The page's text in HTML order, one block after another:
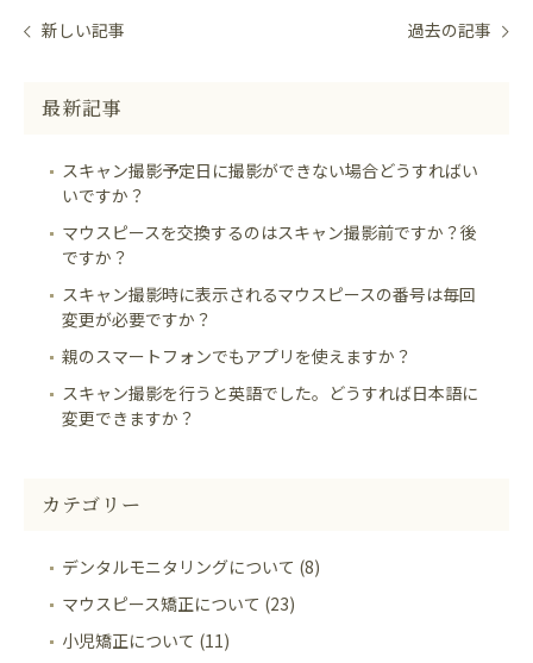
新しい記事 過去の記事
最新記事
スキャン撮影予定日に撮影ができない場合どうすればい
いですか？
マウスピースを交換するのはスキャン撮影前ですか？後
ですか？
スキャン撮影時に表示されるマウスピースの番号は毎回
変更が必要ですか？
親のスマートフォンでもアプリを使えますか？
スキャン撮影を行うと英語でした。どうすれば日本語に
変更できますか？
カテゴリー
デンタルモニタリングについて (8)
マウスピース矯正について (23)
小児矯正について (11)